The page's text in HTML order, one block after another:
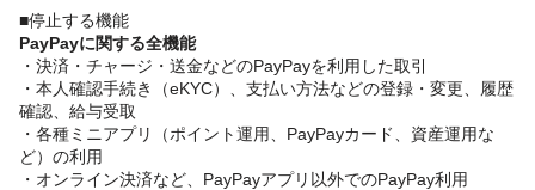
■停止する機能
PayPayに関する全機能
・決済・チャージ・送金などのPayPayを利用した取引
・本人確認手続き（eKYC）、支払い方法などの登録・変更、履歴
確認、給与受取
・各種ミニアプリ（ポイント運用、PayPayカード、資産運用な
ど）の利用
・オンライン決済など、PayPayアプリ以外でのPayPay利用